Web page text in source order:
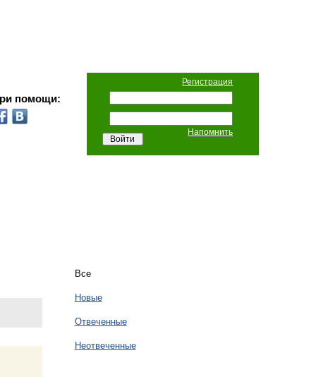
Регистрация
Напомнить
помощи:
Все
Новые
Отвеченные
Неотвеченные